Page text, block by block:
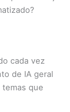
cada vez
de IA geral
que